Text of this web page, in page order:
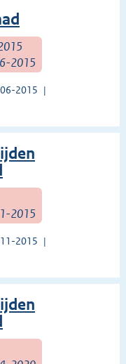
2015
2015
2015
2015